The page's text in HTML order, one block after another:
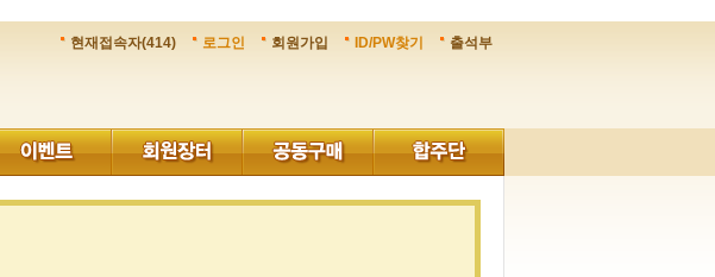
현재접속자(414) 로그인 회원가입 ID/PW찾기 출석부